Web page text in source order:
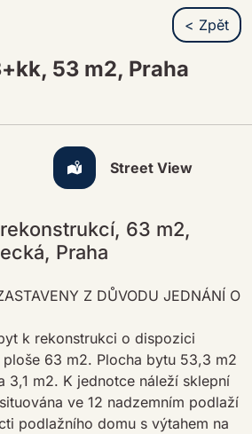
< Zpět
53 m2, Praha
Street View
63 m2,
Praha
Z DŮVODU JEDNÁNÍ O
k rekonstrukci o dispozici
63 m2. Plocha bytu 53,3 m2
3,1 m2. K jednotce náleží sklepní
ve 12 nadzemním podlaží
podlažního domu s výtahem na